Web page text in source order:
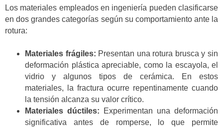
Los materiales empleados en ingeniería pueden clasificarse
en dos grandes categorías según su comportamiento ante la
rotura:
Materiales frágiles: Presentan una rotura brusca y sin
deformación plástica apreciable, como la escayola, el
vidrio y algunos tipos de cerámica. En estos
materiales, la fractura ocurre repentinamente cuando
la tensión alcanza su valor crítico.
Materiales dúctiles: Experimentan una deformación
significativa antes de romperse, lo que permite